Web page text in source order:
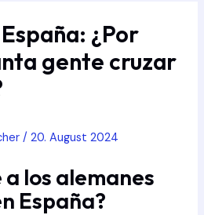
¿Por
gente cruzar
/ 20. August 2024
los alemanes
España?